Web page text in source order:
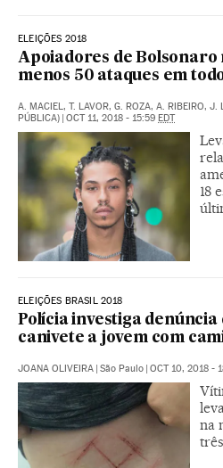
ELEIÇÕES 2018
Apoiadores de
menos 50 ataques em
A. MACIEL, T. LAVOR, G. ROZA, A. RIBEIRO, J.
PÚBLICA) OCT 11, 2018 - 15:59 EDT
18
ELEIÇÕES BRASIL 2018
Polícia investiga denúncia
canivete a jovem com
JOANA OLIVEIRA | São Paulo | OCT 10, 2018 -
na